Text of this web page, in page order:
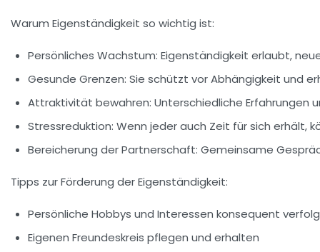
Warum Eigenständigkeit so wichtig ist:
Persönliches Wachstum: Eigenständigkeit erlaubt,
Gesunde Grenzen: Sie schützt vor Abhängigkeit und
Attraktivität bewahren: Unterschiedliche Erfahrungen
Stressreduktion: Wenn jeder auch Zeit für sich erhält,
Bereicherung der Partnerschaft: Gemeinsame
Tipps zur Förderung der Eigenständigkeit:
Persönliche Hobbys und Interessen konsequent
Eigenen Freundeskreis pflegen und erhalten